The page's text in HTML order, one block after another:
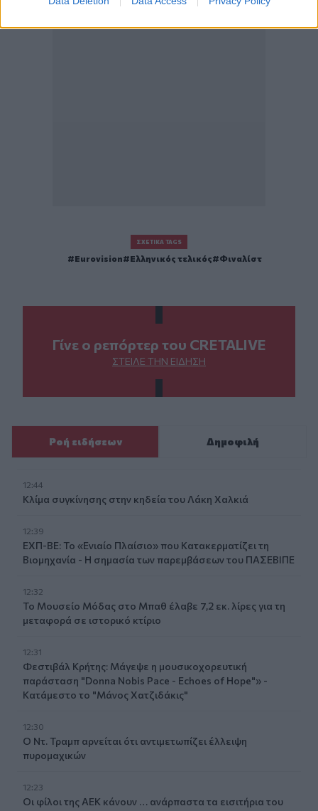
ΣΧΕΤΙΚΆ TAGS
Eurovision Ελληνικός τελικός Φιναλίστ
Γίνε ο ρεπόρτερ του CRETALIVE
ΣΤΕΊΛΕ ΤΗΝ ΕΊΔΗΣΗ
Ροή ειδήσεων Δημοφιλή
12:44
Κλίμα συγκίνησης στην κηδεία του Λάκη Χαλκιά
12:39
ΕΧΠ-ΒΕ: Το «Ενιαίο Πλαίσιο» που Κατακερματίζει τη
Βιομηχανία - Η σημασία των παρεμβάσεων του ΠΑΣΕΒΙΠΕ
12:32
Το Μουσείο Μόδας στο Μπαθ έλαβε 7,2 εκ. λίρες για τη
μεταφορά σε ιστορικό κτίριο
12:31
Φεστιβάλ Κρήτης: Μάγεψε η μουσικοχορευτική
παράσταση "Donna Nobis Pace - Echoes of Hope"» -
Κατάμεστο το "Μάνος Χατζιδάκις"
12:30
Ο Ντ. Τραμπ αρνείται ότι αντιμετωπίζει έλλειψη
πυρομαχικών
12:23
Οι φίλοι της ΑΕΚ κάνουν … ανάρπαστα τα εισιτήρια του